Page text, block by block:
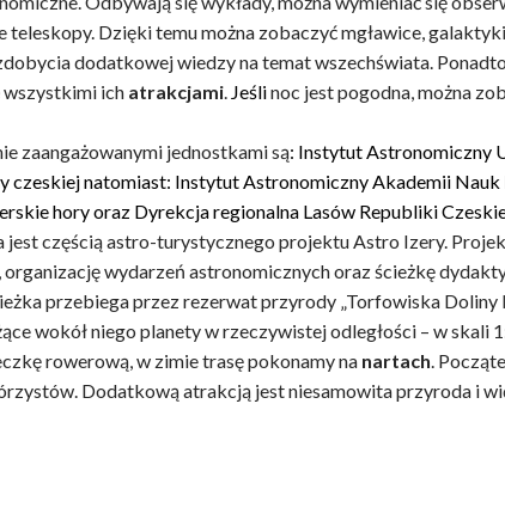
teleskopy. Dzięki temu można zobaczyć mgławice,
dodatkowej wiedzy na temat wszechświata.
ich atrakcjami Jeślinoc jest pogodna, można
zaangażowanymi jednostkami są: Instytut Astronomiczny
czeskiej natomiast: Instytut Astronomiczny Akademii
hory oraz Dyrekcja regionalna Lasów Republiki
jest częścią astro-turystycznego projektu Astro Izery.
organizację wydarzeń astronomicznych oraz ścieżkę
przebiega przez rezerwat przyrody „Torfowiska Doliny
wokół niego planety w rzeczywistej odległości – w skali
rowerową, w zimie trasę pokonamy na nartach .
Dodatkową atrakcją jest niesamowita przyroda i